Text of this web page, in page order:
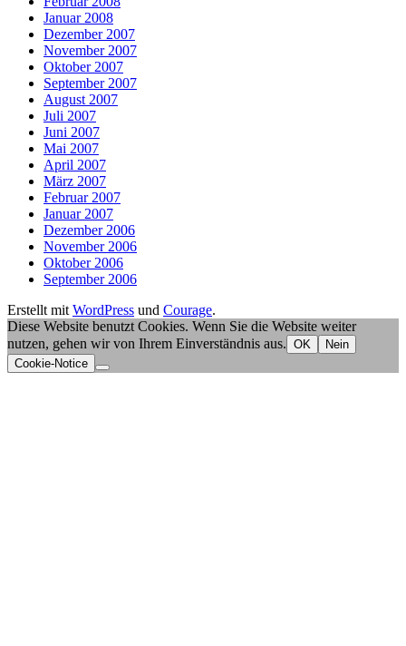
Januar 2008
Dezember 2007
November 2007
Oktober 2007
September 2007
August 2007
Juli 2007
Juni 2007
Mai 2007
April 2007
März 2007
Februar 2007
Januar 2007
Dezember 2006
November 2006
Oktober 2006
September 2006
Erstellt mit WordPress und Courage.
Diese Website benutzt Cookies. Wenn Sie die Website weiter
nutzen, gehen wir von Ihrem Einverständnis aus. OK
Nein
Cookie-Notice